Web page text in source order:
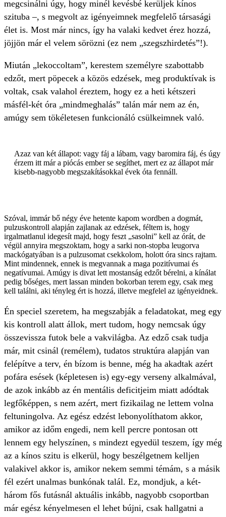
megcsinálni úgy, hogy minél kevésbé kerüljek kínos
szituba –, s megvolt az igényeimnek megfelelő társasági
élet is. Most már nincs, így ha valaki kedvet érez hozzá,
jöjjön már el velem sörözni (ez nem „szegszhirdetés”!).
Miután „lekoccoltam”, kerestem személyre szabottabb
edzőt, mert pöpecek a közös edzések, meg produktívak is
voltak, csak valahol éreztem, hogy ez a heti kétszeri
másfél-két óra „mindmeghalás” talán már nem az én,
amúgy sem tökéletesen funkcionáló csülkeimnek való.
Azaz van két állapot: vagy fáj a lábam, vagy baromira fáj, és úgy
érzem itt már a piócás ember se segíthet, mert ez az állapot már
kisebb-nagyobb megszakításokkal évek óta fennáll.
Szóval, immár bő négy éve hetente kapom wordben a dogmát,
pulzuskontroll alapján zajlanak az edzések, féltem is, hogy
irgalmatlanul idegesít majd, hogy feszt „sasolni” kell az órát, de
végül annyira megszoktam, hogy a sarki non-stopba leugorva
mackógatyában is a pulzusomat csekkolom, holott óra sincs rajtam.
Mint mindennek, ennek is megvannak a maga pozitívumai és
negatívumai. Amúgy is divat lett mostanság edzőt bérelni, a kínálat
pedig bőséges, mert lassan minden bokorban terem egy, csak meg
kell találni, aki tényleg ért is hozzá, illetve megfelel az igényeidnek.
Én speciel szeretem, ha megszabják a feladatokat, meg egy
kis kontroll alatt állok, mert tudom, hogy nemcsak úgy
összevissza futok bele a vakvilágba. Az edző csak tudja
már, mit csinál (remélem), tudatos struktúra alapján van
felépítve a terv, én bízom is benne, még ha akadtak azért
pofára esések (képletesen is) egy-egy verseny alkalmával,
de azok inkább az én mentális deficitjeim miatt adódtak
legfőképpen, s nem azért, mert fizikailag ne lettem volna
feltuningolva. Az egész edzést lebonyolíthatom akkor,
amikor az időm engedi, nem kell percre pontosan ott
lennem egy helyszínen, s mindezt egyedül teszem, így még
az a kínos szitu is elkerül, hogy beszélgetnem kelljen
valakivel akkor is, amikor nekem semmi témám, s a másik
fél ezért unalmas bunkónak talál. Ez, mondjuk, a két-
három fős futásnál aktuális inkább, nagyobb csoportban
már egész kényelmesen el lehet bújni, csak hallgatni a